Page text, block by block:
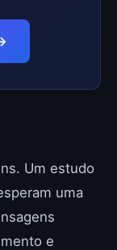
Um estudo
uma
e